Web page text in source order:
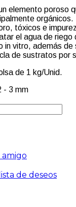
elemento poroso
orgánicos.
tóxicos e
el agua de riego
in vitro, además de
de sustratos por
de 1 kg/Unid.
- 3 mm
amigo
de deseos